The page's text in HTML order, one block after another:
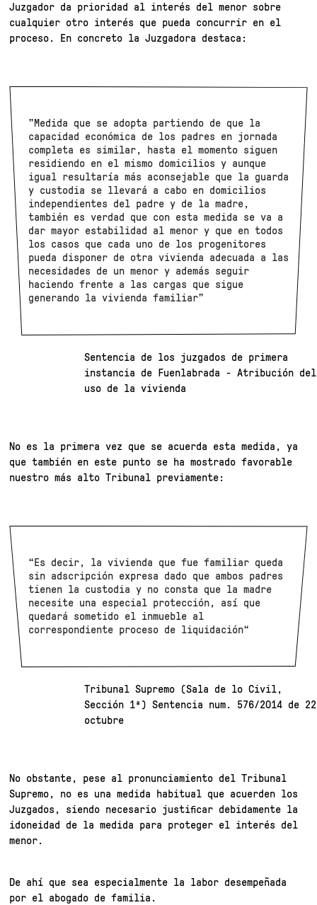
Juzgador da prioridad al interés del menor sobre
cualquier otro interés que pueda concurrir en el
proceso. En concreto la Juzgadora destaca:
”Medida que se adopta partiendo de que la
capacidad económica de los padres en jornada
completa es similar, hasta el momento siguen
residiendo en el mismo domicilios y aunque
igual resultaría más aconsejable que la guarda
y custodia se llevará a cabo en domicilios
independientes del padre y de la madre,
también es verdad que con esta medida se va a
dar mayor estabilidad al menor y que en todos
los casos que cada uno de los progenitores
pueda disponer de otra vivienda adecuada a las
necesidades de un menor y además seguir
haciendo frente a las cargas que sigue
generando la vivienda familiar”
Sentencia de los juzgados de primera
instancia de Fuenlabrada - Atribución del
uso de la vivienda
No es la primera vez que se acuerda esta medida, ya
que también en este punto se ha mostrado favorable
nuestro más alto Tribunal previamente:
“Es decir, la vivienda que fue familiar queda
sin adscripción expresa dado que ambos padres
tienen la custodia y no consta que la madre
necesite una especial protección, así que
quedará sometido el inmueble al
correspondiente proceso de liquidación“
Tribunal Supremo (Sala de lo Civil,
Sección 1ª) Sentencia num. 576/2014 de 22
octubre
No obstante, pese al pronunciamiento del Tribunal
Supremo, no es una medida habitual que acuerden los
Juzgados, siendo necesario justificar debidamente la
idoneidad de la medida para proteger el interés del
menor.
De ahí que sea especialmente la labor desempeñada
por el abogado de familia.